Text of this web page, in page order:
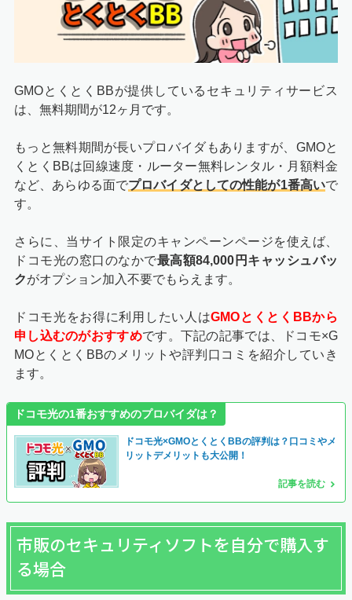
GMOとくとくBBが提供しているセキュリティサービス
は、無料期間が12ヶ月です。
もっと無料期間が長いプロバイダもありますが、GMOと
くとくBBは回線速度・ルーター無料レンタル・月額料金
など、あらゆる面でプロバイダとしての性能が1番高いで
す。
さらに、当サイト限定のキャンペーンページを使えば、
ドコモ光の窓口のなかで最高額84,000円キャッシュバッ
クがオプション加入不要でもらえます。
ドコモ光をお得に利用したい人はGMOとくとくBBから
申し込むのがおすすめです。下記の記事では、ドコモ×G
MOとくとくBBのメリットや評判口コミを紹介していき
ます。
ドコモ光の1番おすすめのプロバイダは？
ドコモ光×GMOとくとくBBの評判は？口コミやメ
リットデメリットも大公開！
記事を読む
市販のセキュリティソフトを自分で購入す
る場合